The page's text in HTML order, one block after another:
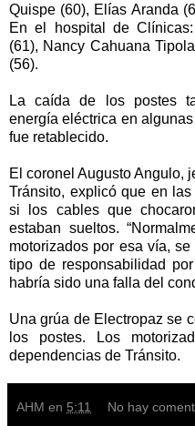
Quispe (60), Elías Aranda
En el hospital de
(61), Nancy Cahuana
(56).
La caída de los postes
energía eléctrica en
fue retablecido.
El coronel Augusto Angulo,
Tránsito, explicó que en
si los cables que
estaban sueltos.
motorizados por esa vía,
tipo de responsabilidad
habría sido una falla del
Una grúa de Electropaz se
los postes. Los
dependencias de Tránsito.
AHM en 5:11 No hay